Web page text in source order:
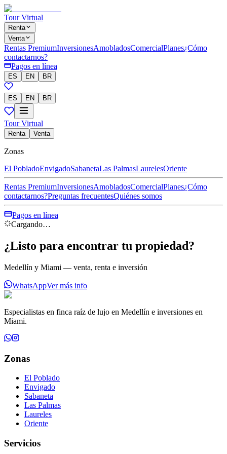
Tour Virtual
Renta
Venta
Rentas PremiumInversionesAmobladosComercialPlanes¿Cómo
contactarnos?
Pagos en línea
ES EN BR
ES EN BR
Tour Virtual
Renta Venta
Zonas
El PobladoEnvigadoSabanetaLas PalmasLaurelesOriente
Rentas PremiumInversionesAmobladosComercialPlanes¿Cómo
contactarnos?Preguntas frecuentesQuiénes somos
Pagos en línea
Cargando…
¿Listo para encontrar tu propiedad?
Medellín y Miami — venta, renta e inversión
WhatsAppVer más info
Especialistas en finca raíz de lujo en Medellín e inversiones en
Miami.
Zonas
El Poblado
Envigado
Sabaneta
Las Palmas
Laureles
Oriente
Servicios